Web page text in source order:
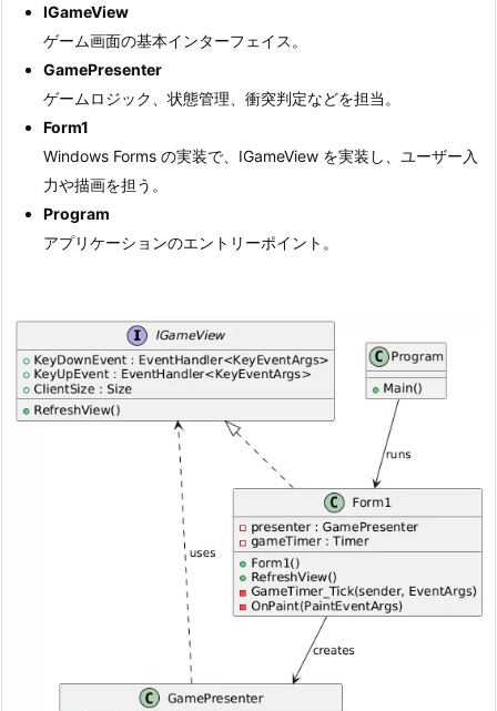
IGameView
ゲーム画面の基本インターフェイス。
GamePresenter
ゲームロジック、状態管理、衝突判定などを担当。
Form1
Windows Forms の実装で、IGameView を実装し、ユーザー入
力や描画を担う。
Program
アプリケーションのエントリーポイント。